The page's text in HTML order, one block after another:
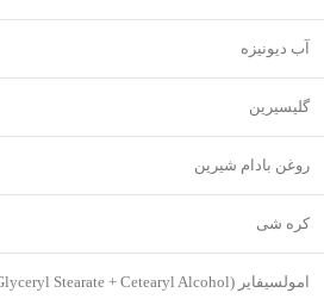
آب دیونیزه
گلیسیرین
روغن بادام شیرین
کره شی
امولسیفایر (Glyceryl Stearate + Cetearyl Alcohol)